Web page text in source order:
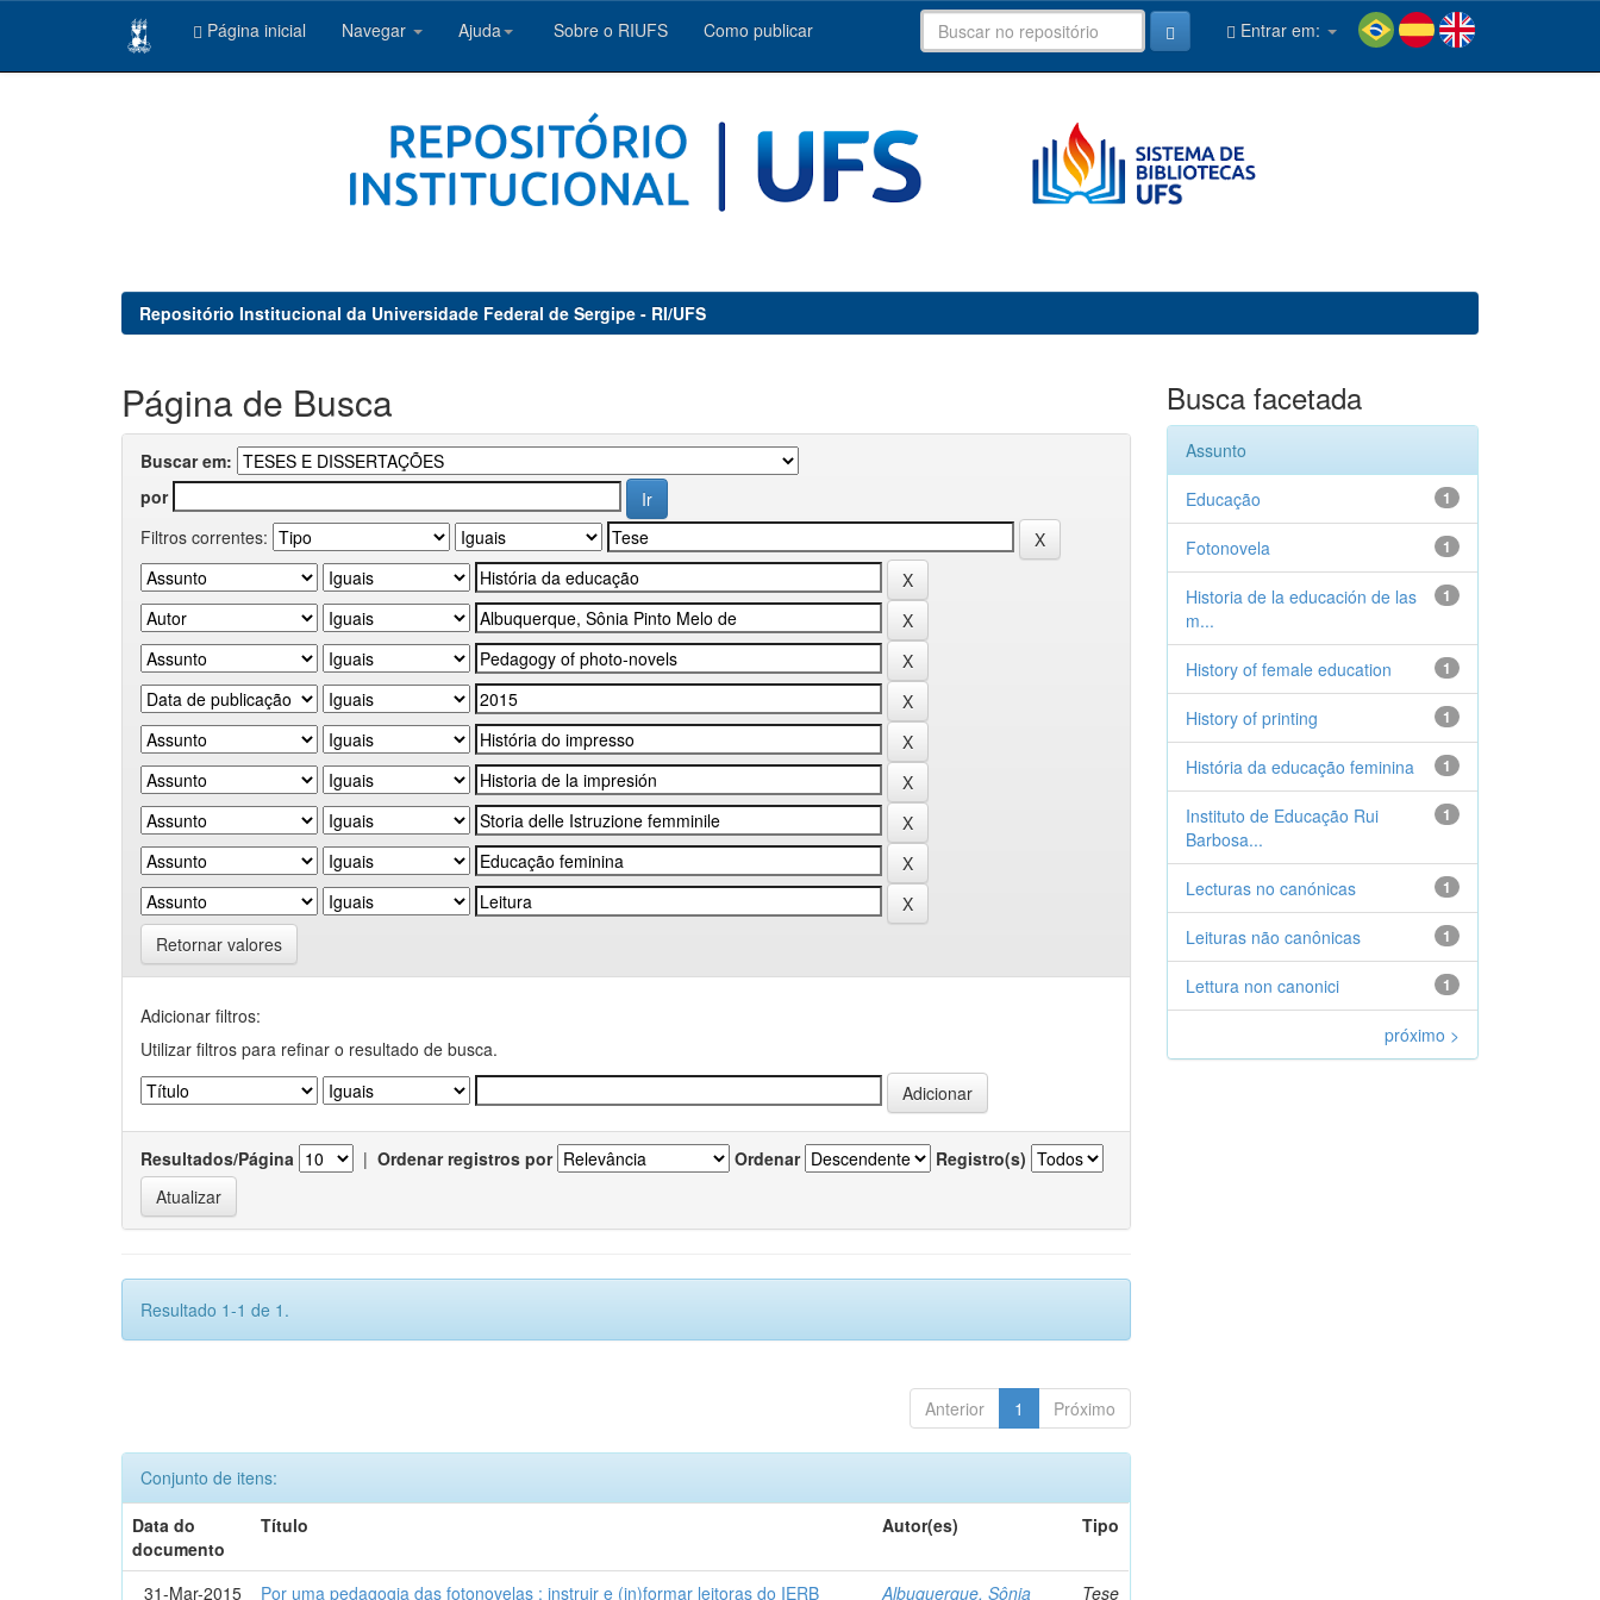
Página inicial Navegar Ajuda Sobre o RIUFS Como publicar Entrar em:
Repositório Institucional da Universidade Federal de Sergipe - RI/UFS
Página de Busca
Buscar em:
por
Filtros correntes:
Retornar valores
Adicionar filtros:
Utilizar filtros para refinar o resultado de busca.
Resultados/Página | Ordenar registros por Ordenar Registro(s)
Resultado 1-1 de 1.
Anterior 1 Próximo
Conjunto de itens:
Data do
documento
Título Autor(es) Tipo
31-Mar-2015 Por uma pedagogia das fotonovelas : instruir e (in)formar leitoras do IERB Albuquerque, Sônia Tese
Busca facetada
Assunto
1
Educação
1
Fotonovela
1
Historia de la educación de las
m...
1
History of female education
1
History of printing
1
História da educação feminina
1
Instituto de Educação Rui
Barbosa...
1
Lecturas no canónicas
1
Leituras não canônicas
1
Lettura non canonici
próximo >